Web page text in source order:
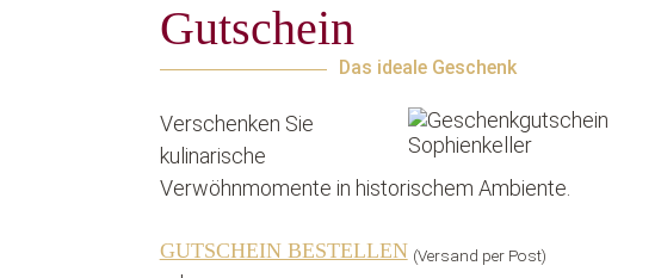
Gutschein
Das ideale Geschenk
Verschenken Sie
kulinarische
Verwöhnmomente in historischem Ambiente.
GUTSCHEIN BESTELLEN (Versand per Post)